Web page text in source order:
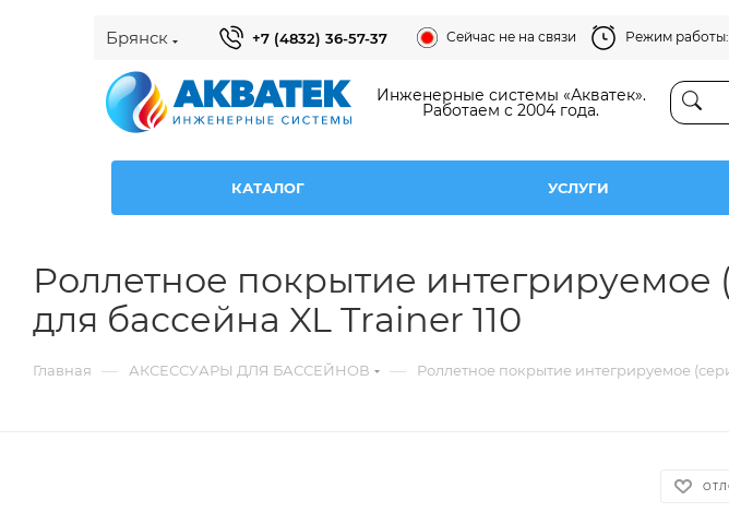
Брянск +7 (4832) 36-57-37 Сейчас не на связи Режим работы:
Инженерные системы «Акватек».
Работаем с 2004 года.
КАТАЛОГ УСЛУГИ
Роллетное покрытие
для бассейна XL Trainer 110
Главная — АКСЕССУАРЫ ДЛЯ БАССЕЙНОВ — Роллетное покрытие интегрируемое